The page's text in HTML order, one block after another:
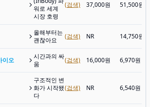
워로 세계
시장 호령
(검색) 37,000원 51,500원
올해부터는
괜찮아요
(검색) NR 14,750원
이오
시간과의 싸
움
(검색) 16,000원 6,970원
구조적인 변
화가 시작됐
다
(검색) NR 6,540원